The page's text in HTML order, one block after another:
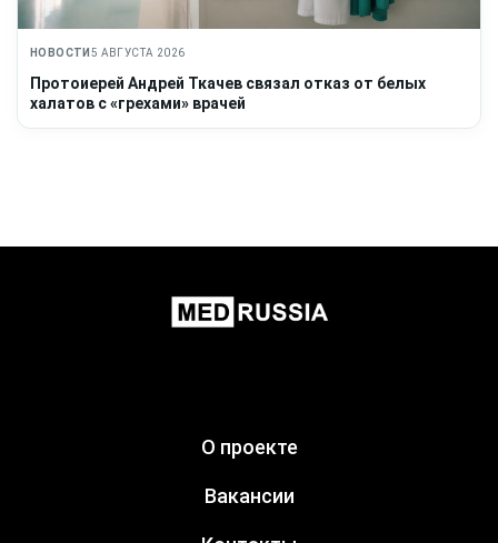
НОВОСТИ 5 АВГУСТА 2026
Протоиерей Андрей Ткачев связал отказ от белых
халатов с «грехами» врачей
О проекте
Вакансии